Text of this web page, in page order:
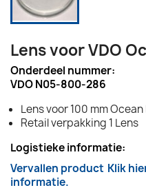
Lens voor VDO
Onderdeel nummer:
VDO N05-800-286
Lens voor 100 mm Ocean
Retail verpakking 1 Lens
Logistieke informatie:
Vervallen product Klik
informatie.